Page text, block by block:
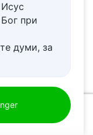
Исус,
Който
и
любов,
спасение
хора. Само
и Неговото
при
думи, за
част